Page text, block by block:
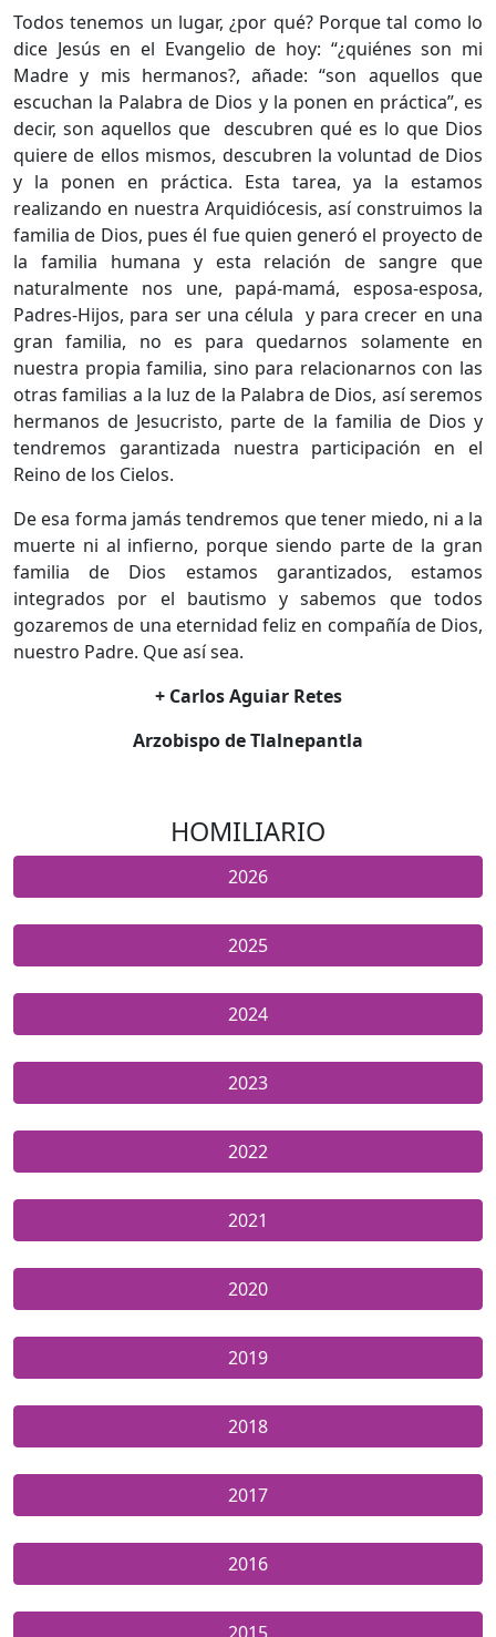
Todos tenemos un lugar, ¿por qué? Porque tal como lo
dice Jesús en el Evangelio de hoy: “¿quiénes son mi
Madre y mis hermanos?, añade: “son aquellos que
escuchan la Palabra de Dios y la ponen en práctica”, es
decir, son aquellos que descubren qué es lo que Dios
quiere de ellos mismos, descubren la voluntad de Dios
y la ponen en práctica. Esta tarea, ya la estamos
realizando en nuestra Arquidiócesis, así construimos la
familia de Dios, pues él fue quien generó el proyecto de
la familia humana y esta relación de sangre que
naturalmente nos une, papá-mamá, esposa-esposa,
Padres-Hijos, para ser una célula y para crecer en una
gran familia, no es para quedarnos solamente en
nuestra propia familia, sino para relacionarnos con las
otras familias a la luz de la Palabra de Dios, así seremos
hermanos de Jesucristo, parte de la familia de Dios y
tendremos garantizada nuestra participación en el
Reino de los Cielos.
De esa forma jamás tendremos que tener miedo, ni a la
muerte ni al infierno, porque siendo parte de la gran
familia de Dios estamos garantizados, estamos
integrados por el bautismo y sabemos que todos
gozaremos de una eternidad feliz en compañía de Dios,
nuestro Padre. Que así sea.
+ Carlos Aguiar Retes
Arzobispo de Tlalnepantla
HOMILIARIO
2026
2025
2024
2023
2022
2021
2020
2019
2018
2017
2016